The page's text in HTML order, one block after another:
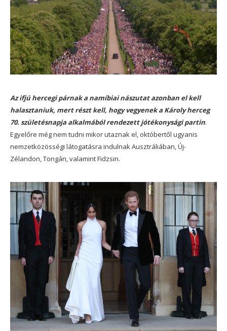
Az ifjú hercegi párnak a namíbiai nászutat azonban el kell
halasztaniuk, mert részt kell, hogy vegyenek a Károly herceg
70. születésnapja alkalmából rendezett jótékonysági partin.
Egyelőre még nem tudni mikor utaznak el, októbertől ugyanis
nemzetközösségi látogatásra indulnak Ausztráliában, Új-
Zélandon, Tongán, valamint Fidzsin.